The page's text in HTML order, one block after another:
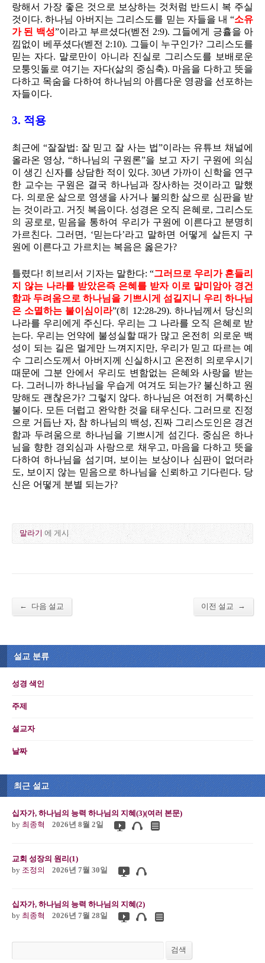
랑해서 가장 좋은 것으로 보상하는 것처럼 반드시 복 주실
것이다. 하나님 아버지는 그리스도를 믿는 자들을 내 “소유
가 된 백성”이라고 부르셨다(벧전 2:9). 그들에게 긍휼을 아
낌없이 베푸셨다(벧전 2:10). 그들이 누구인가? 그리스도를
믿는 자다. 말로만이 아니라 진실로 그리스도를 보배로운
모퉁잇돌로 여기는 자다(삶의 중심축). 마음을 다하고 뜻을
다하고 목숨을 다하여 하나님의 아름다운 영광을 선포하는
자들이다.
3. 적용
최근에 “잘잘법: 잘 믿고 잘 사는 법”이라는 유튜브 채널에
올라온 영상, “하나님의 구원론”을 보고 자기 구원에 의심
이 생긴 신자를 상담한 적이 있다. 30년 가까이 신학을 연구
한 교수는 구원은 결국 하나님과 장사하는 것이라고 말했
다. 의로운 삶으로 영생을 사거나 불의한 삶으로 심판을 받
는 것이라고. 거짓 복음이다. 성경은 오직 은혜로, 그리스도
의 공로로, 믿음을 통하여 우리가 구원에 이른다고 분명히
가르친다. 그러면, ‘믿는다’라고 말하면 어떻게 살든지 구
원에 이른다고 가르치는 복음은 옳은가?
틀렸다! 히브리서 기자는 말한다: “그러므로 우리가 흔들리
지 않는 나라를 받았은즉 은혜를 받자 이로 말미암아 경건
함과 두려움으로 하나님을 기쁘시게 섬길지니 우리 하나님
은 소멸하는 불이심이라”(히 12:28-29). 하나님께서 당신의
나라를 우리에게 주신다. 우리는 그 나라를 오직 은혜로 받
는다. 우리는 언약에 불성실할 때가 많고 온전히 의로운 백
성이 되는 길은 멀게만 느껴지지만, 우리가 믿고 따르는 예
수 그리스도께서 아버지께 신실하시고 온전히 의로우시기
때문에 그분 안에서 우리도 변함없는 은혜와 사랑을 받는
다. 그러니까 하나님을 우습게 여겨도 되는가? 불신하고 원
망해도 괜찮은가? 그렇지 않다. 하나님은 여전히 거룩하신
불이다. 모든 더럽고 완악한 것을 태우신다. 그러므로 진정
으로 거듭난 자, 참 하나님의 백성, 진짜 그리스도인은 경건
함과 두려움으로 하나님을 기쁘시게 섬긴다. 중심은 하나
님을 향한 경외심과 사랑으로 채우고, 마음을 다하고 뜻을
다하여 하나님을 섬기며, 보이는 보상이나 심판이 없더라
도, 보이지 않는 믿음으로 하나님을 신뢰하고 기다린다. 당
신은 어떻게 분별 되는가?
말라기 에 게시
← 다음 설교 이전 설교 →
설교 분류
성경 색인
주제
설교자
날짜
최근 설교
십자가, 하나님의 능력 하나님의 지혜(3)(여러 본문)
by 최종혁 2026년 8월 2일
교회 성장의 원리(1)
by 조정의 2026년 7월 30일
십자가, 하나님의 능력 하나님의 지혜(2)
by 최종혁 2026년 7월 28일
검색